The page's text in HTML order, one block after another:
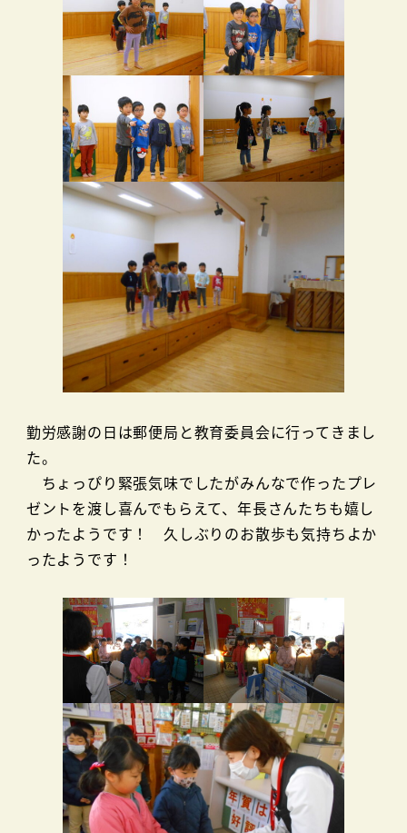
勤労感謝の日は郵便局と教育委員会に行ってきまし
た。
ちょっぴり緊張気味でしたがみんなで作ったプレ
ゼントを渡し喜んでもらえて、年長さんたちも嬉し
かったようです！ 久しぶりのお散歩も気持ちよか
ったようです！